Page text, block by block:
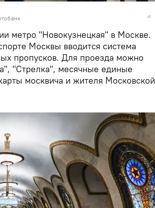
метро "Новокузнецкая" в Москве.
Москвы вводится система
пропусков. Для проезда можно
"Стрелка", месячные единые
москвича и жителя Московской